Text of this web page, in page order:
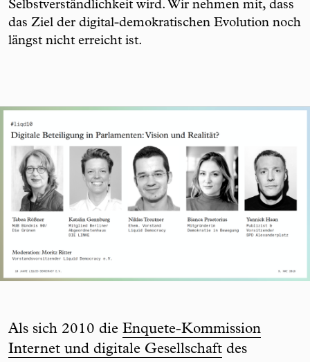
Selbstverständlichkeit wird. Wir nehmen mit, dass
das Ziel der digital-demokratischen Evolution noch
längst nicht erreicht ist.
Als sich 2010 die Enquete-Kommission
Internet und digitale Gesellschaft des